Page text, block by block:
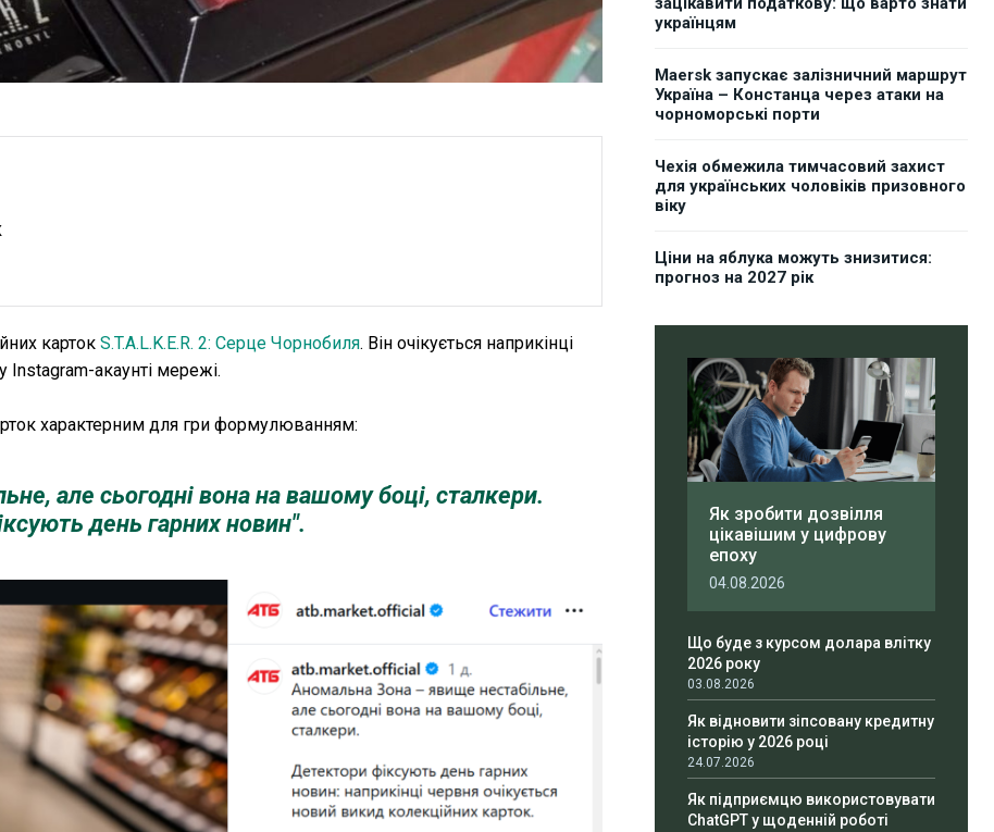
карток S.T.A.L.K.E.R. 2: Серце Чорнобиля. Він очікується наприкінці
Instagram-акаунті мережі.
характерним для гри формулюванням:
але сьогодні вона на вашому боці, сталкери.
день гарних новин".
українцям
Maersk запускає залізничний маршрут
Україна – Констанца через атаки на
чорноморські порти
Чехія обмежила тимчасовий захист
для українських чоловіків призовного
віку
Ціни на яблука можуть знизитися:
прогноз на 2027 рік
Як зробити дозвілля
цікавішим у цифрову
епоху
04.08.2026
Що буде з курсом долара влітку
2026 року
03.08.2026
Як відновити зіпсовану кредитну
історію у 2026 році
24.07.2026
Як підприємцю використовувати
ChatGPT у щоденній роботі